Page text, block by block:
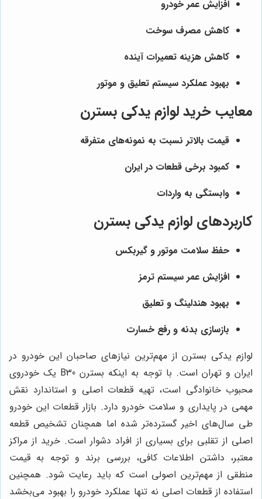
افزایش عمر خودرو
کاهش مصرف سوخت
کاهش هزینه تعمیرات آینده
بهبود عملکرد سیستم تعلیق و موتور
معایب خرید لوازم یدکی بسترن
قیمت بالاتر نسبت به نمونه‌های متفرقه
کمبود برخی قطعات در ایران
وابستگی به واردات
کاربردهای لوازم یدکی بسترن
حفظ سلامت موتور و گیربکس
افزایش عمر سیستم ترمز
بهبود هندلینگ و تعلیق
بازسازی بدنه و رفع خسارت
لوازم یدکی بسترن از مهم‌ترین نیازهای صاحبان این خودرو در
ایران و تهران است. با توجه به اینکه بسترن B30 یک خودروی
محبوب خانوادگی است، تهیه قطعات اصلی و استاندارد نقش
مهمی در پایداری و سلامت خودرو دارد. بازار قطعات این خودرو
طی سال‌های اخیر گسترده‌تر شده اما همچنان تشخیص قطعه
اصلی از تقلبی برای بسیاری از افراد دشوار است. خرید از مراکز
معتبر، داشتن اطلاعات کافی، بررسی برند و توجه به قیمت
منطقی از مهم‌ترین اصولی است که باید رعایت شود. همچنین
استفاده از قطعات اصلی نه تنها عملکرد خودرو را بهبود می‌بخشد